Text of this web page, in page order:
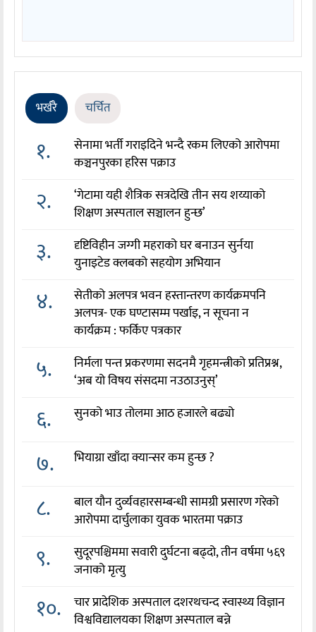
भर्खरै चर्चित
१.
सेनामा भर्ती गराइदिने भन्दै रकम लिएको आरोपमा
कञ्चनपुरका हरिस पक्राउ
२.
‘गेटामा यही शैत्रिक सत्रदेखि तीन सय शय्याको
शिक्षण अस्पताल सञ्चालन हुन्छ’
३.
दृष्टिविहीन जग्गी महराको घर बनाउन सुर्नया
युनाइटेड क्लबको सहयोग अभियान
४.
सेतीको अलपत्र भवन हस्तान्तरण कार्यक्रमपनि
अलपत्र- एक घण्टासम्म पर्खाइ, न सूचना न
कार्यक्रम : फर्किए पत्रकार
५.
निर्मला पन्त प्रकरणमा सदनमै गृहमन्त्रीको प्रतिप्रश्न,
‘अब यो विषय संसदमा नउठाउनुस्’
६. सुनको भाउ तोलमा आठ हजारले बढ्यो
७. भियाग्रा खाँदा क्यान्सर कम हुन्छ ?
८.
बाल यौन दुर्व्यवहारसम्बन्धी सामग्री प्रसारण गरेको
आरोपमा दार्चुलाका युवक भारतमा पक्राउ
९.
सुदूरपश्चिममा सवारी दुर्घटना बढ्दो, तीन वर्षमा ५६९
जनाको मृत्यु
१०.
चार प्रादेशिक अस्पताल दशरथचन्द स्वास्थ्य विज्ञान
विश्वविद्यालयका शिक्षण अस्पताल बन्ने